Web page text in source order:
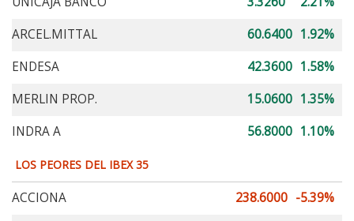
ARCEL.MITTAL
60.6400 1.92%
ENDESA
42.3600 1.58%
MERLIN PROP.
15.0600 1.35%
INDRA A
56.8000 1.10%
LOS PEORES DEL IBEX 35
ACCIONA 238.6000 -5.39%